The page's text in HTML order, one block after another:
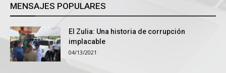
MENSAJES POPULARES
El Zulia: Una historia de corrupción
implacable
04/13/2021